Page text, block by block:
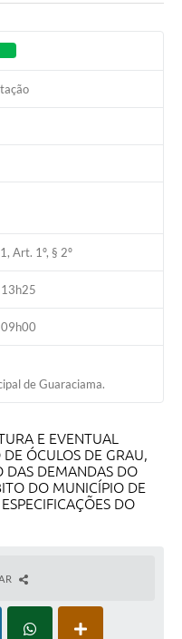
Art. 1º, § 2º
de Guaraciama.
E EVENTUAL
ÓCULOS DE GRAU,
DAS DEMANDAS DO
DO MUNICÍPIO DE
DO